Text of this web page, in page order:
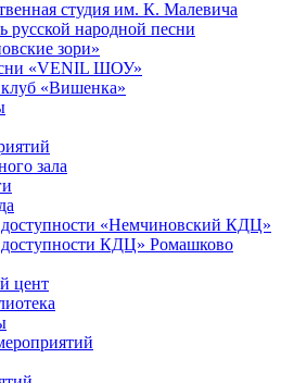
студия им. К. Малевича
русской народной песни
зори»
«VENIL ШОУ»
«Вишенка»
зала
«Немчиновский КДЦ»
КДЦ» Ромашково
цент